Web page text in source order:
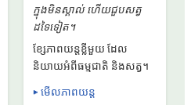
ក្នុងមិនស្គាល់ ហើយជួបសត្វ
ដទៃទៀត។
ខ្សែភាពយន្ដខ្លីមួយ ដែល
និយាយអំពីធម្មជាតិ និងសត្វ។
▶ មើលភាពយន្ត